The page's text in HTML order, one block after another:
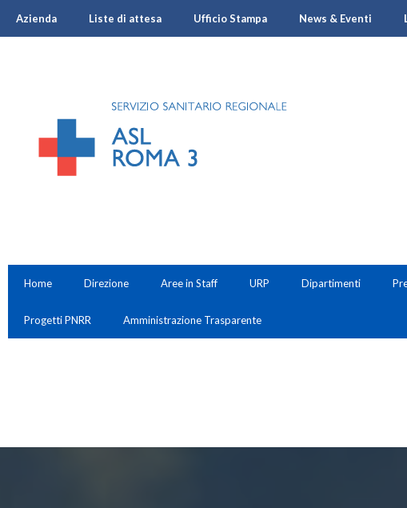
Azienda Liste di attesa Ufficio Stampa News & Eventi
Home Direzione Aree in Staff URP Dipartimenti
Progetti PNRR Amministrazione Trasparente